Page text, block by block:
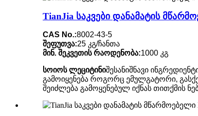
TianJia საკვები დანამატის
CAS No.:8002-43-5
შეფუთვა:25 კგ/ჩანთა
მინ. შეკვეთის რაოდენობა:1000 კგ
სოიოს ლეციტინიშესანიშნავი
გამოიყენება როგორც ემულგატორი,
შეიძლება გამოყენებულ იქნას თითქმის